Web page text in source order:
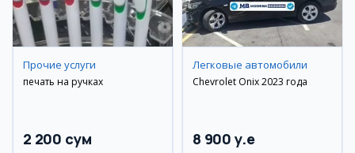
Прочие услуги
печать на ручках
2 200 сум
Легковые автомобили
Chevrolet Onix 2023 года
8 900 y.e